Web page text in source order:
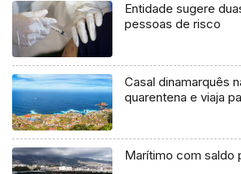
Entidade sugere
pessoas de risco
Casal dinamarquês
quarentena e viaja
Marítimo com saldo